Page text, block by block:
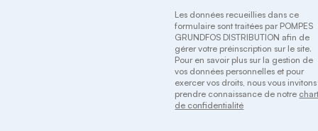
Les données recueillies dans ce
formulaire sont traitées par POMPES
GRUNDFOS DISTRIBUTION afin de
gérer votre préinscription sur le site.
Pour en savoir plus sur la gestion de
vos données personnelles et pour
exercer vos droits, nous vous
prendre connaissance de notre
de confidentialité